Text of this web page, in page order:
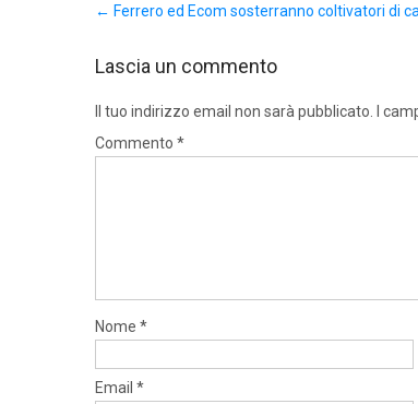
navigation
← Ferrero ed Ecom sosterranno coltivatori di
Lascia un commento
Il tuo indirizzo email non sarà pubblicato. I
Commento *
Nome *
Email *